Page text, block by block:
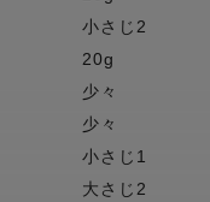
小さじ2
20g
少々
少々
小さじ1
大さじ2